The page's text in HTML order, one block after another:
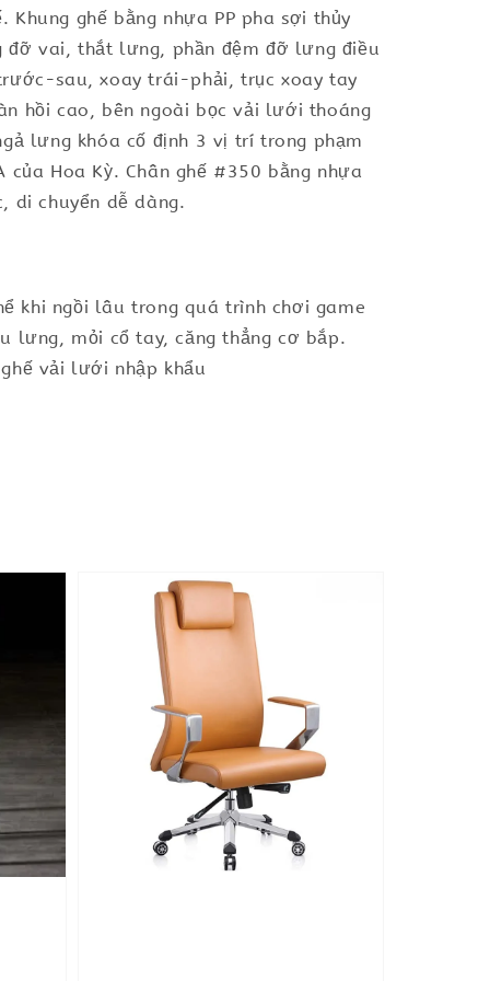
ghế bằng nhựa PP pha sợi thủy
đỡ vai, thắt lưng, phần đệm đỡ lưng điều
sau, xoay trái-phải, trục xoay tay
hồi cao, bên ngoài bọc vải lưới thoáng
lưng khóa cố định 3 vị trí trong phạm
Hoa Kỳ. Chân ghế #350 bằng nhựa
di chuyển dễ dàng.
khi ngồi lâu trong quá trình chơi game
lưng, mỏi cổ tay, căng thẳng cơ bắp.
vải lưới nhập khẩu